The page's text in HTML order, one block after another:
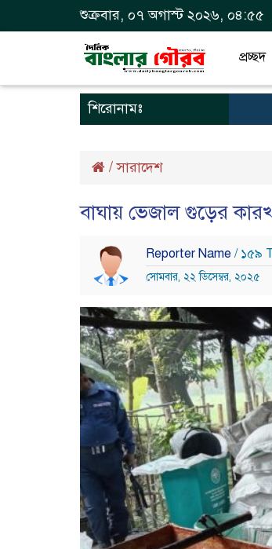
শুক্রবার, ০৭ অগাস্ট ২০২৬, ০৪:৫৫
প্রচ্ছদ
শিরোনামঃ
/সারাদেশ
বাঘায় ভেজাল গুড়ের
Reporter Name / ১৫৯
সোমবার, ২২ ডিসেম্বর, ২০২৫